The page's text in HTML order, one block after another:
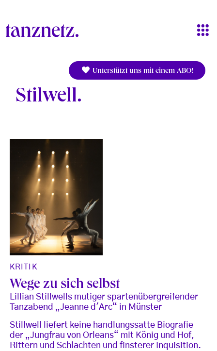
Unterstützt uns mit einem ABO!
Stilwell
KRITIK
Wege zu sich selbst
Lillian Stillwells mutiger spartenübergreifender
Tanzabend „Jeanne d'Arc“ in Münster
Stillwell liefert keine handlungssatte Biografie
der „Jungfrau von Orleans“ mit König und Hof,
Rittern und Schlachten und finsterer Inquisition.